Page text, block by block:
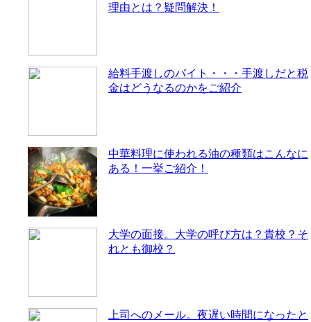
理由とは？疑問解決！
給料手渡しのバイト・・・手渡しだと税
金はどうなるのかをご紹介
中華料理に使われる油の種類はこんなに
ある！一挙ご紹介！
大学の面接。大学の呼び方は？貴校？そ
れとも御校？
上司へのメール。夜遅い時間になったと